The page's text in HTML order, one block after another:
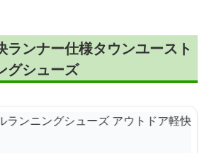
ランナー仕様タウンユースト
グシューズ